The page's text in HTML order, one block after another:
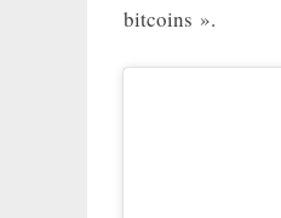
bitcoins ».